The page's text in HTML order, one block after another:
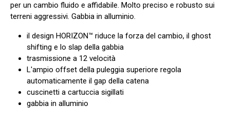
per un cambio fluido e affidabile. Molto preciso e robusto sui
terreni aggressivi. Gabbia in alluminio.
il design HORIZON™ riduce la forza del cambio, il ghost
shifting e lo slap della gabbia
trasmissione a 12 velocità
L'ampio offset della puleggia superiore regola
automaticamente il gap della catena
cuscinetti a cartuccia sigillati
gabbia in alluminio